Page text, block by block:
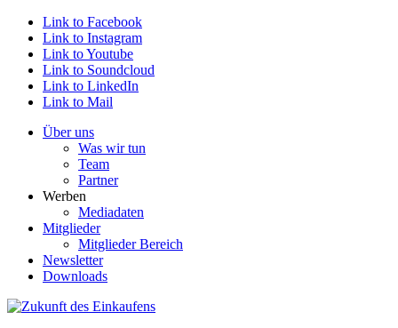
Link to Facebook
Link to Instagram
Link to Youtube
Link to Soundcloud
Link to LinkedIn
Link to Mail
Über uns
Was wir tun
Team
Partner
Werben
Mediadaten
Mitglieder
Mitglieder Bereich
Newsletter
Downloads